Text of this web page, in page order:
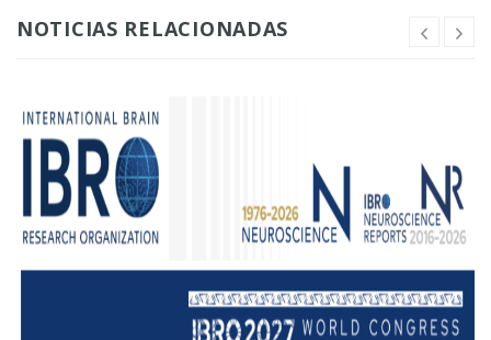
NOTICIAS RELACIONADAS